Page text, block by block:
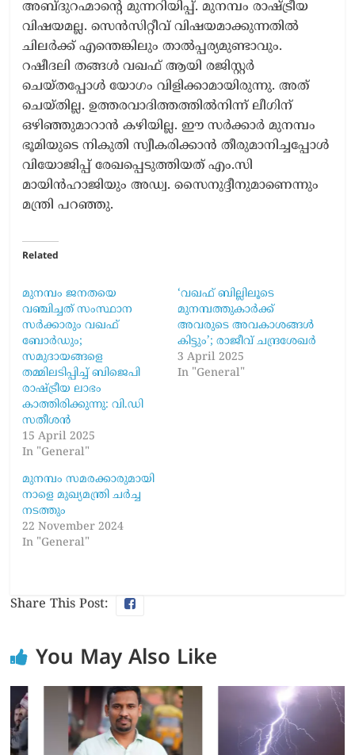
അബ്ദുറഹ്മാന്റെ മുന്നറിയിപ്പ്. മുനമ്പം രാഷ്ട്രീയ
വിഷയമല്ല. സെൻസിറ്റീവ് വിഷയമാക്കുന്നതിൽ
ചിലർക്ക് എന്തെങ്കിലും താൽപ്പര്യമുണ്ടാവും.
റഷീദലി തങ്ങൾ വഖഫ് ആയി രജിസ്റ്റർ
ചെയ്തപ്പോൾ യോഗം വിളിക്കാമായിരുന്നു. അത്
ചെയ്തില്ല. ഉത്തരവാദിത്തത്തിൽനിന്ന് ലീഗിന്
ഒഴിഞ്ഞുമാറാൻ കഴിയില്ല. ഈ സർക്കാർ മുനമ്പം
ഭൂമിയുടെ നികുതി സ്വീകരിക്കാൻ തീരുമാനിച്ചപ്പോൾ
വിയോജിപ്പ് രേഖപ്പെടുത്തിയത് എം.സി
മായിൻഹാജിയും അഡ്വ. സൈനുദ്ദീനുമാണെന്നും
മന്ത്രി പറഞ്ഞു.
Related
മുനമ്പം ജനതയെ
വഞ്ചിച്ചത് സംസ്ഥാന
സർക്കാരും വഖഫ്
ബോർഡും;
സമുദായങ്ങളെ
തമ്മിലടിപ്പിച്ച് ബിജെപി
രാഷ്ട്രീയ ലാഭം
കാത്തിരിക്കുന്നു: വി.ഡി
സതീശൻ
15 April 2025
In "General"
‘വഖഫ് ബില്ലിലൂടെ
മുനമ്പത്തുകാർക്ക്
അവരുടെ അവകാശങ്ങൾ
കിട്ടും’; രാജീവ് ചന്ദ്രശേഖർ
3 April 2025
In "General"
മുനമ്പം സമരക്കാരുമായി
നാളെ മുഖ്യമന്ത്രി ചർച്ച
നടത്തും
22 November 2024
In "General"
Share This Post:
You May Also Like